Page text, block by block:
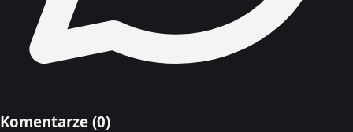
Komentarze (0)